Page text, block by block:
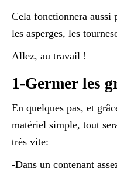
Cela fonctionnera aussi
les asperges, les
Allez, au travail !
1-Germer les
En quelques pas, et
matériel simple, tout
très vite:
-Dans un contenant